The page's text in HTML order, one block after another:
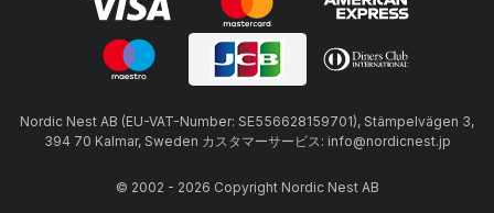
Nordic Nest AB (EU-VAT-Number: SE556628159701), Stämpelvägen 3,
394 70 Kalmar, Sweden カスタマーサービス: info@nordicnest.jp
© 2002 - 2026 Copyright Nordic Nest AB